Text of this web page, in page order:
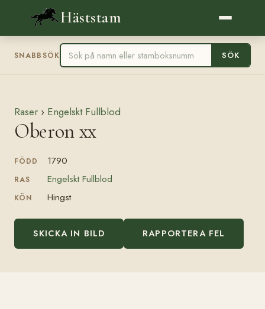
Häststam
SNABBSÖK SÖK
Raser › Engelskt Fullblod
Oberon xx
FÖDD 1790
RAS Engelskt Fullblod
KÖN Hingst
SKICKA IN BILD RAPPORTERA FEL